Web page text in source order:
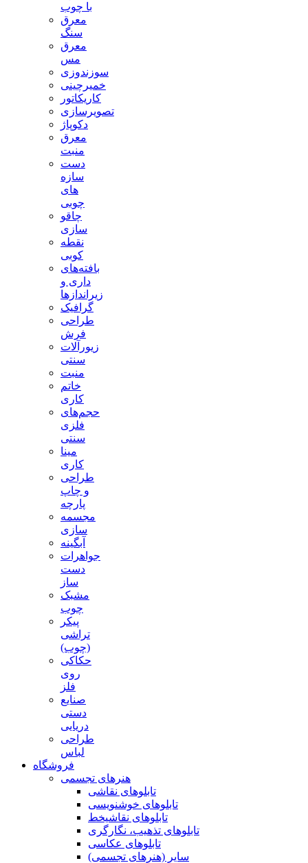
با چوب
معرق
سنگ
معرق
مس
سوزندوزی
خمیرچینی
کاریکاتور
تصویرسازی
دکوپاژ
معرق
منبت
دست
سازه
های
چوبی
چاقو
سازی
نقطه
کوبی
بافته‌های
داری و
زیراندازها
گرافیک
طراحی
فرش
زیورآلات
سنتی
منبت
خاتم
کاری
حجم‌های
فلزی
سنتی
مینا
کاری
طراحی
و چاپ
پارچه
مجسمه
سازی
آبگینه
جواهرات
دست
ساز
مشبک
چوب
پیکر
تراشی
(چوب)
حکاکی
روی
فلز
صنایع
دستی
دریایی
طراحی
لباس
فروشگاه
هنرهای تجسمی
تابلوهای نقاشی
تابلوهای خوشنویسی
تابلوهای نقاشیخط
تابلوهای تذهیب، نگارگری
تابلوهای عکاسی
سایر (هنرهای تجسمی)